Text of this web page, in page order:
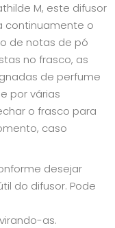
M, este difusor
continuamente o
de notas de pó
no frasco, as
de perfume
por várias
o frasco para
caso
desejar
do difusor. Pode
as.